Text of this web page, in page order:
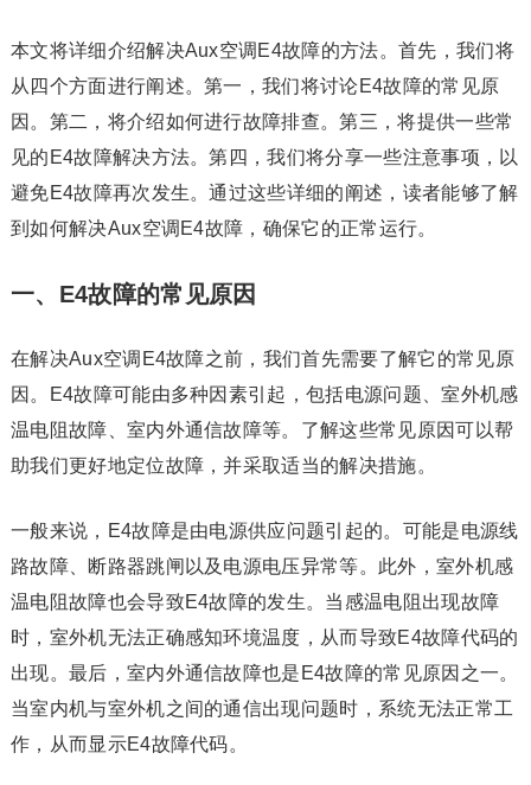
本文将详细介绍解决Aux空调E4故障的方法。首先，我们将
从四个方面进行阐述。第一，我们将讨论E4故障的常见原
因。第二，将介绍如何进行故障排查。第三，将提供一些常
见的E4故障解决方法。第四，我们将分享一些注意事项，以
避免E4故障再次发生。通过这些详细的阐述，读者能够了解
到如何解决Aux空调E4故障，确保它的正常运行。
一、E4故障的常见原因
在解决Aux空调E4故障之前，我们首先需要了解它的常见原
因。E4故障可能由多种因素引起，包括电源问题、室外机感
温电阻故障、室内外通信故障等。了解这些常见原因可以帮
助我们更好地定位故障，并采取适当的解决措施。
一般来说，E4故障是由电源供应问题引起的。可能是电源线
路故障、断路器跳闸以及电源电压异常等。此外，室外机感
温电阻故障也会导致E4故障的发生。当感温电阻出现故障
时，室外机无法正确感知环境温度，从而导致E4故障代码的
出现。最后，室内外通信故障也是E4故障的常见原因之一。
当室内机与室外机之间的通信出现问题时，系统无法正常工
作，从而显示E4故障代码。